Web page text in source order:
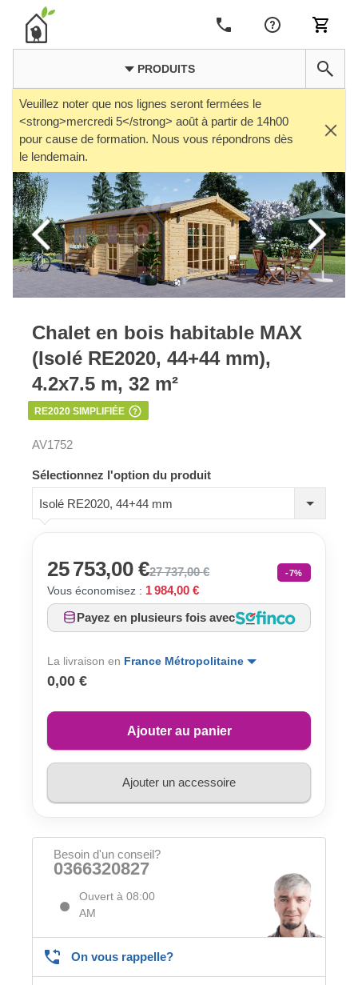
PRODUITS
Veuillez noter que nos lignes seront fermées le
<strong>mercredi 5</strong> août à partir de 14h00
pour cause de formation. Nous vous répondrons dès
le lendemain.
Chalet en bois habitable MAX
(Isolé RE2020, 44+44 mm),
4.2x7.5 m, 32 m²
RE2020 SIMPLIFIÉE
AV1752
Sélectionnez l'option du produit
Isolé RE2020, 44+44 mm
25 753,00 €27 737,00 € -7%
Vous économisez : 1 984,00 €
Payez en plusieurs fois avec
La livraison en France Métropolitaine
0,00 €
Ajouter au panier
Ajouter un accessoire
Besoin d'un conseil?
0366320827
Ouvert à 08:00
AM
On vous rappelle?